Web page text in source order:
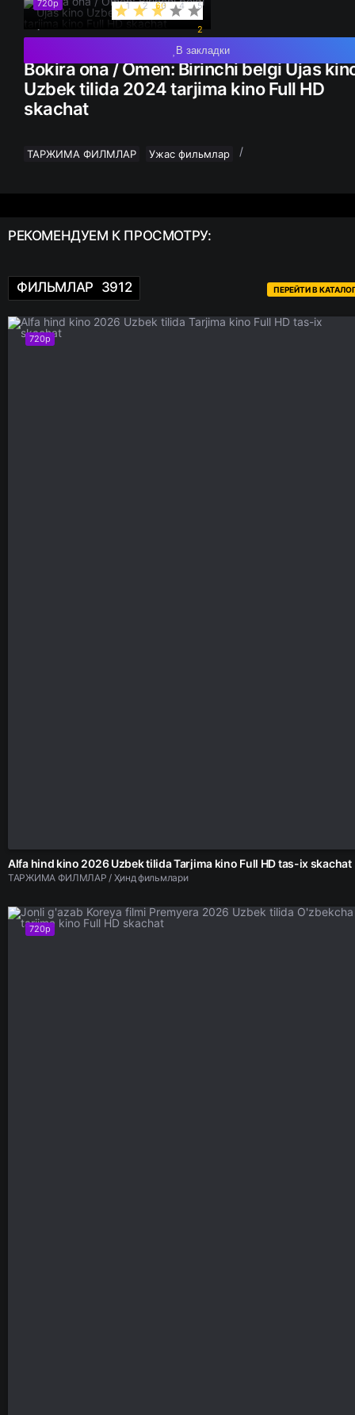
720p 60
1 2 3 4 5
2
В закладки
Bokira ona / Omen: Birinchi belgi Ujas
Uzbek tilida 2024 tarjima kino Full HD
skachat
ТАРЖИМА ФИЛМЛАР /
Ужас фильмлар
РЕКОМЕНДУЕМ К ПРОСМОТРУ:
ФИЛЬМЛАР 3912 ПЕРЕЙТИ В
720p
Alfa hind kino 2026 Uzbek tilida Tarjima kino Full HD tas-ix skachat
ТАРЖИМА ФИЛМЛАР / Ҳинд фильмлари
720p